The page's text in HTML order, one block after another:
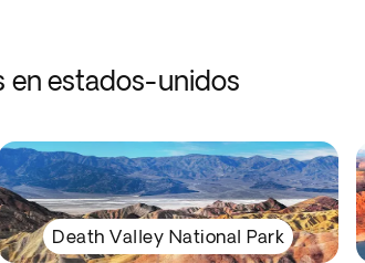
en estados-unidos
Death Valley National Park